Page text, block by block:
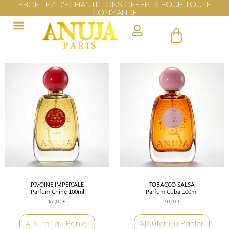
LIVRAISON GRATUITE EN EUROPE DÈS 100€ D'ACHAT
Cliquer ici
PIVOINE IMPÉRIALE
Parfum Chine 100ml
160,00 €
Ajouter au Panier
TOBACCO SALSA
Parfum Cuba 100ml
160,00 €
Ajouter au Panier